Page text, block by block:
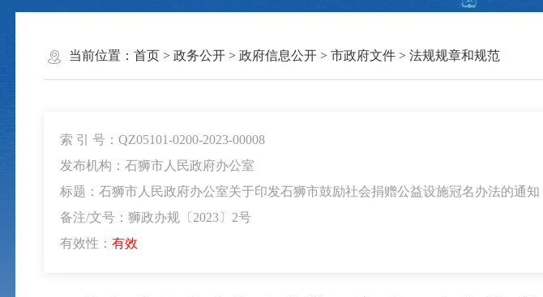
当前位置： 首页> 政务公开> 政府信息公开> 市政府文件> 法规规章和规范
索 引 号：QZ05101-0200-2023-00008
发布机构：石狮市人民政府办公室
标题：石狮市人民政府办公室关于印发石狮市鼓励社会捐赠公益设施冠名办法的通知
备注/文号：狮政办规〔2023〕2号
有效性： 有效